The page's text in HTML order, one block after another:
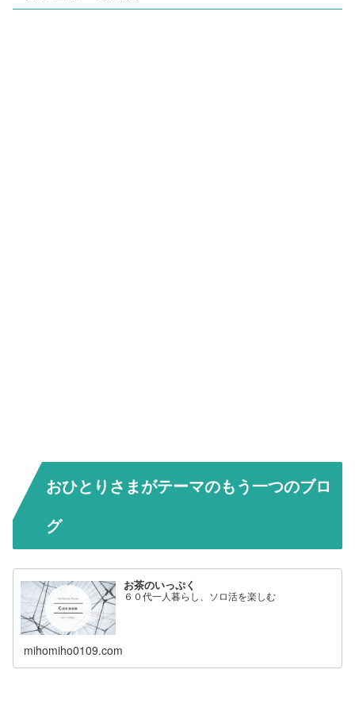
おひとりさまがテーマのもう一つのブロ
グ
お茶のいっぷく
６０代一人暮らし、ソロ活を楽しむ
mihomiho0109.com